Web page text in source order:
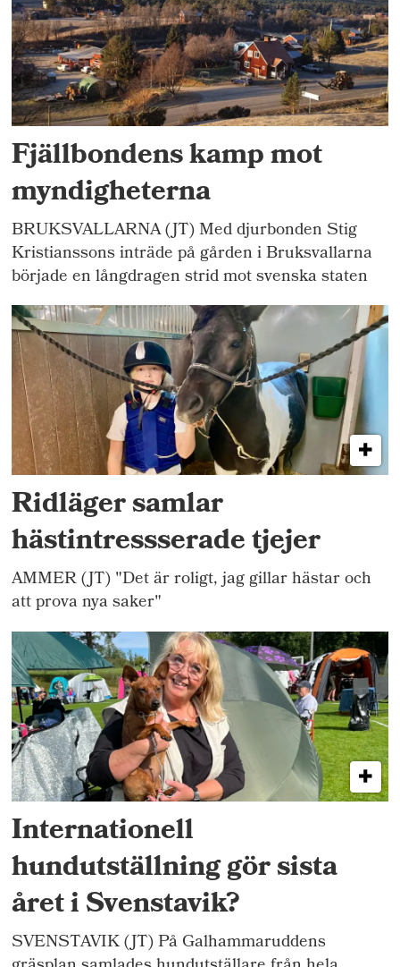
Fjällbondens kamp mot
myndigheterna
BRUKSVALLARNA (JT) Med djurbonden Stig
Kristianssons inträde på gården i Bruksvallarna
började en långdragen strid mot svenska staten
Ridläger samlar
hästintressserade tjejer
AMMER (JT) "Det är roligt, jag gillar hästar och
att prova nya saker"
Internationell
hundutställning gör sista
året i Svenstavik?
SVENSTAVIK (JT) På Galhammaruddens